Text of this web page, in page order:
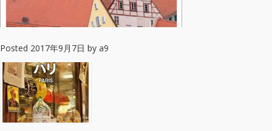
Posted 2017年9月7日 by a9